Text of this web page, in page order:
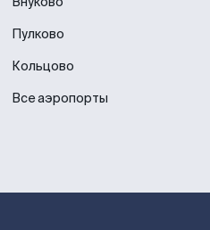
Пулково
Кольцово
Все аэропорты